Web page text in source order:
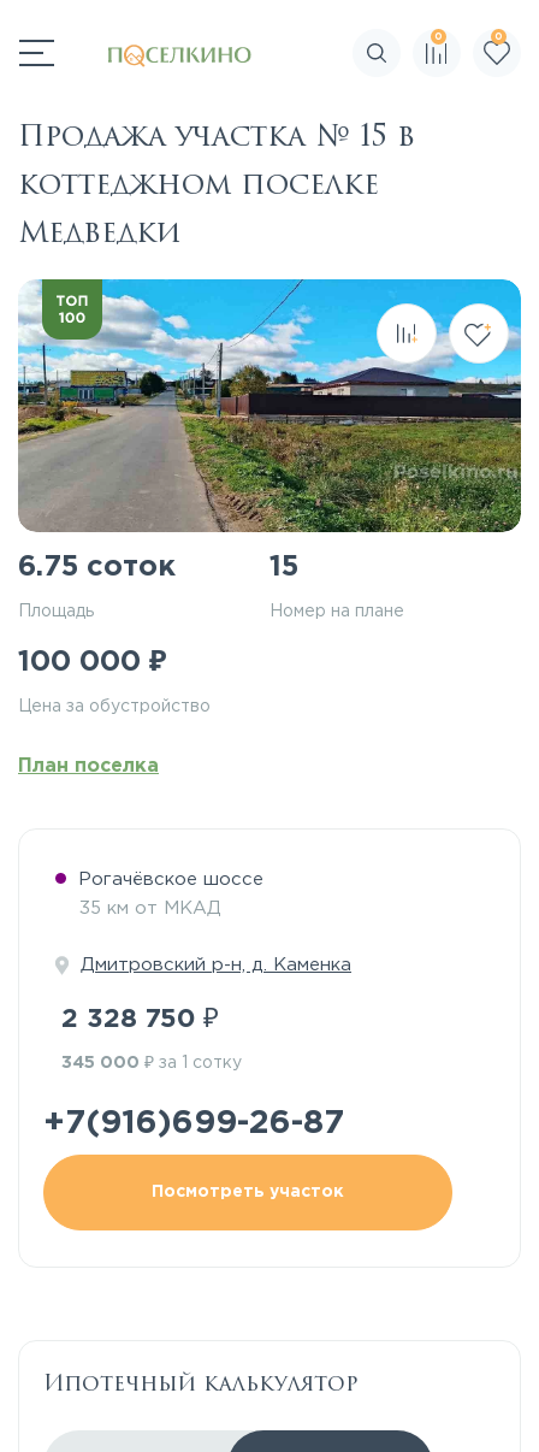
Поиск по сайту
0 0
Продажа участка № 15 в
коттеджном поселке
Медведки
6.75 соток
Площадь
15
Номер на плане
100 000 ₽
Цена за обустройство
План поселка
Рогачёвское шоссе
35 км от МКАД
Дмитровский р-н, д. Каменка
2 328 750 ₽
345 000 ₽ за 1 сотку
+7(916)699-26-87
Посмотреть участок
Ипотечный калькулятор